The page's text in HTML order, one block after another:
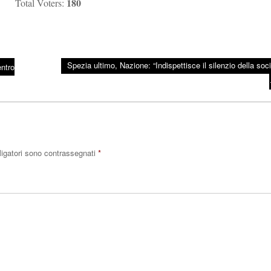
Total Voters:
Spezia ultimo, Nazione: “Indispettisce il silenzio della
sono contrassegnati *